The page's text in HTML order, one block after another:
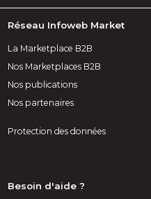
Réseau Infoweb Market
La Marketplace B2B
Nos Marketplaces B2B
Nos publications
Nos partenaires
Protection des données
Besoin d'aide ?